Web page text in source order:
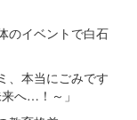
のイベントで白石
、本当にごみです
へ…！～」